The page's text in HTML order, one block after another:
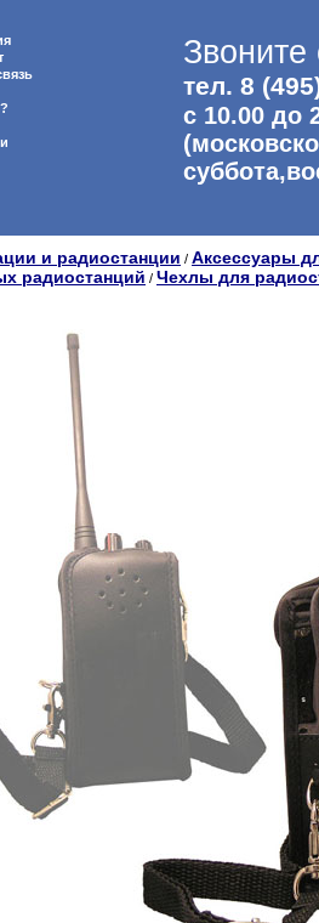
Звоните
тел. 8
с 10.00 до
и радиостанции / Аксессуары
радиостанций / Чехлы для